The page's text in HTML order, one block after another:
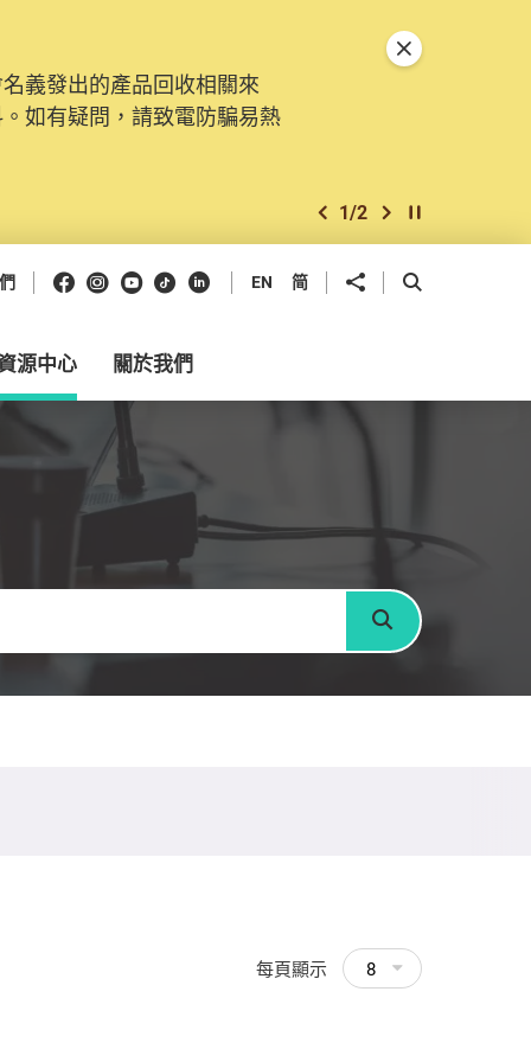
義發出的產品回收相關來
如有疑問，請致電防騙易熱
上一個
1/2 下一個開始/暫停幻燈
關閉特別通告
Facebook
Instagram
Youtube
抖音領英 EN 简 分享到 開啟搜尋框
源中心 關於我們
搜尋
每頁顯示 8